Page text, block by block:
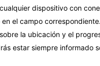
dispositivo con
el campo correspondiente.
la ubicación y el
estar siempre